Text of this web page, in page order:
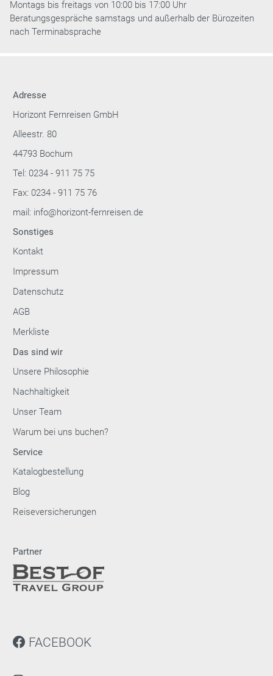
Montags bis freitags von 10:00 bis 17:00 Uhr
Beratungsgespräche samstags und außerhalb der Bürozeiten
nach Terminabsprache
Adresse
Horizont Fernreisen GmbH
Alleestr. 80
44793 Bochum
Tel: 0234 - 911 75 75
Fax: 0234 - 911 75 76
mail: info@horizont-fernreisen.de
Sonstiges
Kontakt
Impressum
Datenschutz
AGB
Merkliste
Das sind wir
Unsere Philosophie
Nachhaltigkeit
Unser Team
Warum bei uns buchen?
Service
Katalogbestellung
Blog
Reiseversicherungen
Partner
FACEBOOK